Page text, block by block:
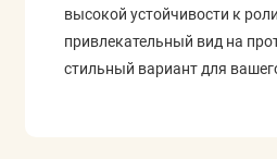
высокой устойчивости к
привлекательный вид на
стильный вариант для